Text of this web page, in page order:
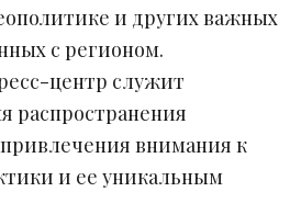
и других важных
с регионом.
центр служит
распространения
внимания к
и ее уникальным